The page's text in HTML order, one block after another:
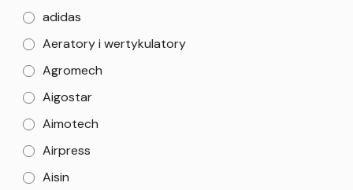
adidas
Aeratory i wertykulatory
Agromech
Aigostar
Aimotech
Airpress
Aisin